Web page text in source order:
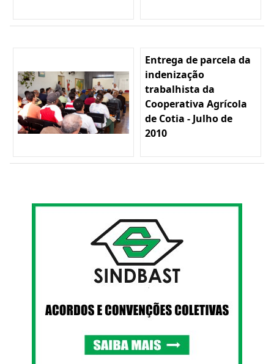
Entrega de parcela da
indenização
trabalhista da
Cooperativa Agrícola
de Cotia - Julho de
2010